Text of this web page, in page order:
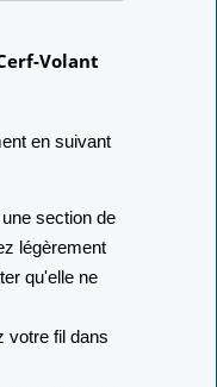
Volant
en suivant
section de
légèrement
qu'elle ne
votre fil dans